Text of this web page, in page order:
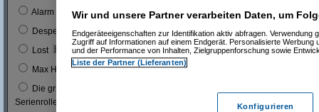
Alarm für Cobra 11 0
Desperate Housewives 1 %
Lost 7 3 %
Max Headroom
Die grüne Hornisse (Bruce Lee´s erste
Serienrolle...)
0
Wir und unsere Partner verarbeiten Daten, um
Endgeräteeigenschaften zur Identifikation aktiv abfragen. Verwendung
Zugriff auf Informationen auf einem Endgerät. Personalisierte Werbung
und der Performance von Inhalten, Zielgruppenforschung sowie
Liste der Partner (Lieferanten)
Konfigurieren